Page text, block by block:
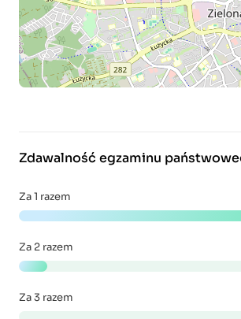
Zdawalność egzaminu
Za 1 razem
Za 2 razem
Za 3 razem